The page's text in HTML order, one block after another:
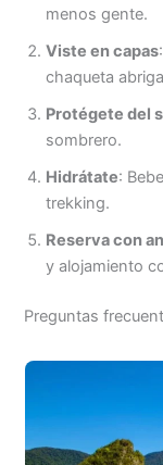
menos gente.
Viste en capas
chaqueta
Protégete del
sombrero.
Hidrátate:
trekking.
Reserva con
y alojamiento
Preguntas